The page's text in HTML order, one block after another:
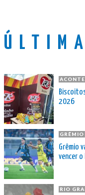
2026
GRÊMIO
Grêmio
vencer
RIO